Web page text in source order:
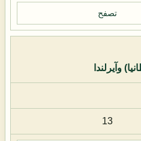
تصفح
وآيرلندا
13